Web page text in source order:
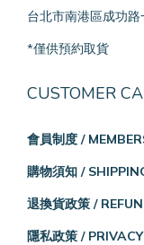
台北市南港區成功
*僅供預約取貨
CUSTOMER
會員制度 /
購物須知 /
退換貨政策 /
隱私政策 /